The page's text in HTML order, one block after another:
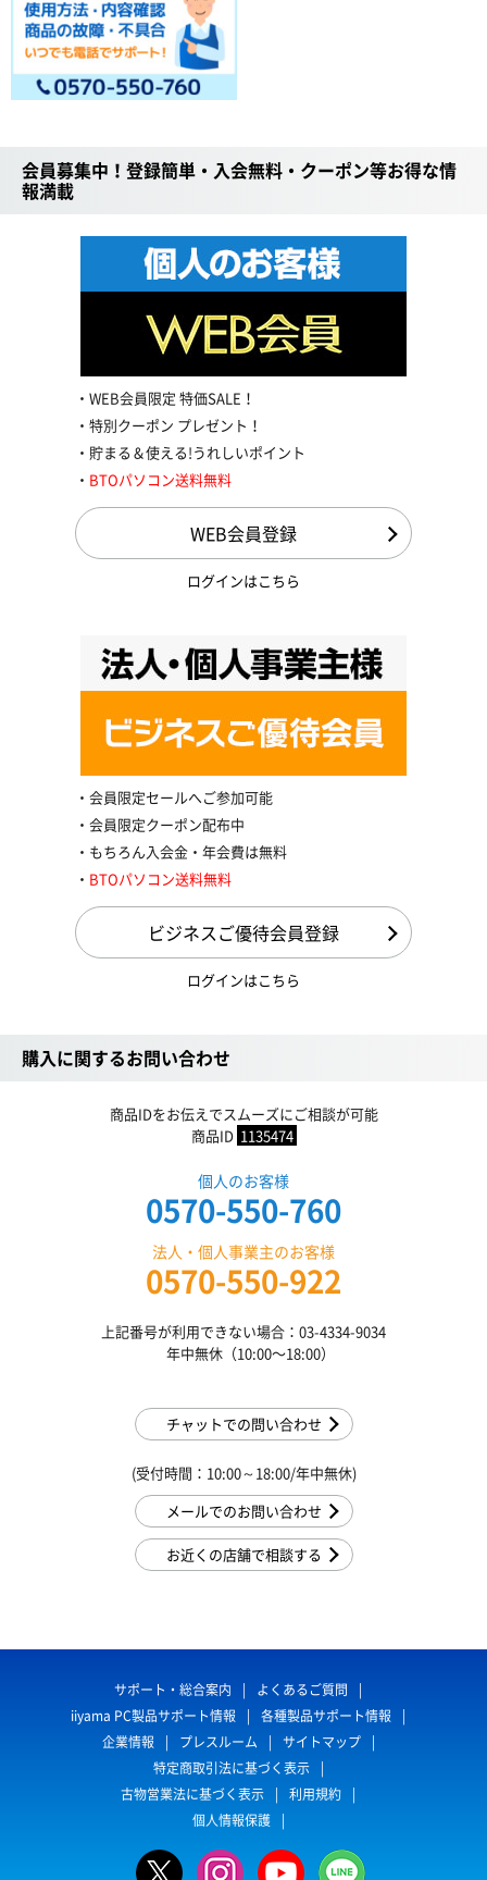
会員募集中！登録簡単・入会無料・クーポン等お得な情
報満載
WEB会員限定 特価SALE！
特別クーポン プレゼント！
貯まる＆使える!うれしいポイント
BTOパソコン送料無料
WEB会員登録
ログインはこちら
会員限定セールへご参加可能
会員限定クーポン配布中
もちろん入会金・年会費は無料
BTOパソコン送料無料
ビジネスご優待会員登録
ログインはこちら
購入に関するお問い合わせ
商品IDをお伝えでスムーズにご相談が可能
商品ID 1135474
個人のお客様
0570-550-760
法人・個人事業主のお客様
0570-550-922
上記番号が利用できない場合：03-4334-9034
年中無休（10:00〜18:00）
チャットでの問い合わせ
(受付時間：10:00～18:00/年中無休)
メールでのお問い合わせ
お近くの店舗で相談する
サポート・総合案内
よくあるご質問
iiyama PC製品サポート情報
各種製品サポート情報
企業情報
プレスルーム
サイトマップ
特定商取引法に基づく表示
古物営業法に基づく表示
利用規約
個人情報保護